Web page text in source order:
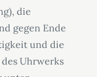
die
gegen Ende
und die
Uhrwerks